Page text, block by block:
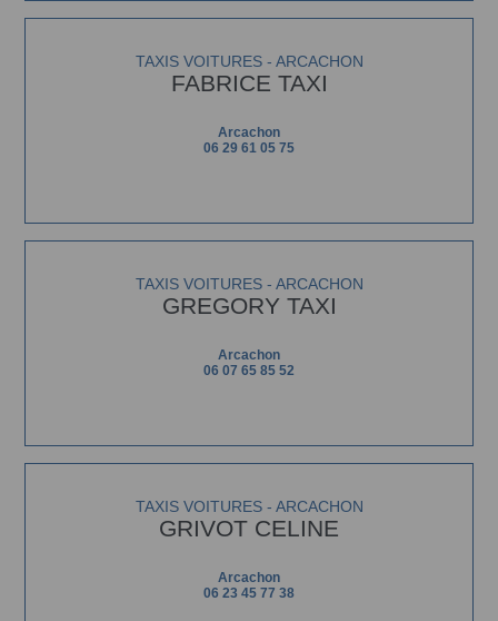
TAXIS VOITURES - ARCACHON
FABRICE TAXI
Arcachon
06 29 61 05 75
TAXIS VOITURES - ARCACHON
GREGORY TAXI
Arcachon
06 07 65 85 52
TAXIS VOITURES - ARCACHON
GRIVOT CELINE
Arcachon
06 23 45 77 38